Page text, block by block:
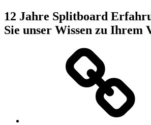
12 Jahre Splitboard
Sie unser Wissen zu Ihrem